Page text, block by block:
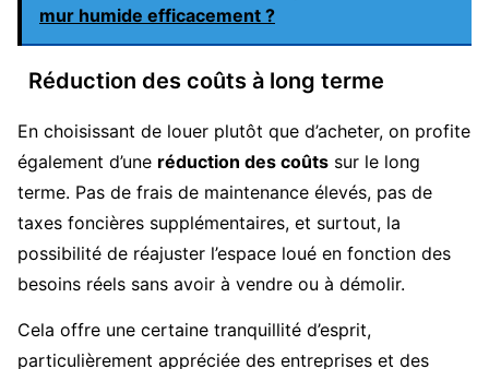
mur humide efficacement ?
Réduction des coûts à long terme
En choisissant de louer plutôt que d’acheter, on profite
également d’une réduction des coûts sur le long
terme. Pas de frais de maintenance élevés, pas de
taxes foncières supplémentaires, et surtout, la
possibilité de réajuster l’espace loué en fonction des
besoins réels sans avoir à vendre ou à démolir.
Cela offre une certaine tranquillité d’esprit,
particulièrement appréciée des entreprises et des